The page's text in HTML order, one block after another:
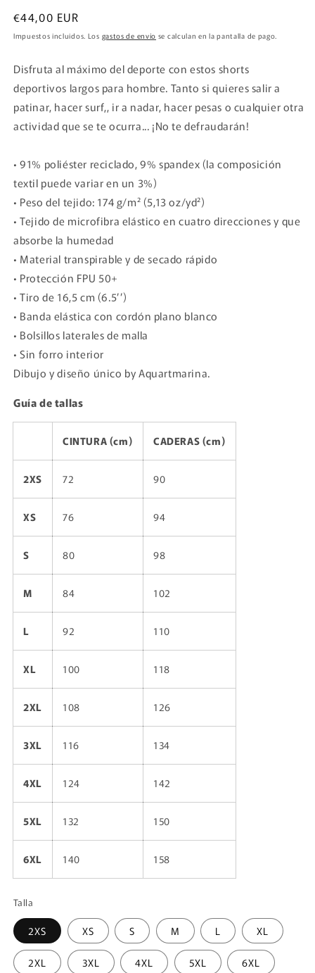
Precio
habitual
€44,00 EUR
Impuestos incluidos. Los gastos de envío se calculan en la pantalla de pago.
Disfruta al máximo del deporte con estos shorts
deportivos largos para hombre. Tanto si quieres salir a
patinar, hacer surf,, ir a nadar, hacer pesas o cualquier otra
actividad que se te ocurra... ¡No te defraudarán!
• 91% poliéster reciclado, 9% spandex (la composición
textil puede variar en un 3%)
• Peso del tejido: 174 g/m² (5,13 oz/yd²)
• Tejido de microfibra elástico en cuatro direcciones y que
absorbe la humedad
• Material transpirable y de secado rápido
• Protección FPU 50+
• Tiro de 16,5 cm (6.5’’)
• Banda elástica con cordón plano blanco
• Bolsillos laterales de malla
• Sin forro interior
Dibujo y diseño único by Aquartmarina.
Guía de tallas
CINTURA (cm) CADERAS (cm)
2XS 72 90
XS 76 94
S 80 98
M 84 102
L 92 110
XL 100 118
2XL 108 126
3XL 116 134
4XL 124 142
5XL 132 150
6XL 140 158
Talla
2XS XS S M L XL
2XL 3XL 4XL 5XL 6XL